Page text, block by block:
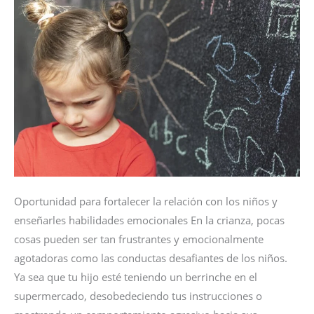
PEGA
Oportunidad para fortalecer la relación con los niños y
enseñarles habilidades emocionales En la crianza, pocas
cosas pueden ser tan frustrantes y emocionalmente
agotadoras como las conductas desafiantes de los niños.
Ya sea que tu hijo esté teniendo un berrinche en el
supermercado, desobedeciendo tus instrucciones o